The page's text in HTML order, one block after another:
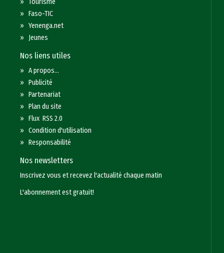
»Tourisme
»Faso-TIC
»Yenenga.net
» Jeunes
Nos liens utiles
»A propos...
»Publicité
»Partenariat
»Plan du site
»Flux RSS 2.0
»Condition d'utilisation
»Responsabilité
Nos newsletters
Inscrivez vous et recevez l'actualité chaque matin
L'abonnement est gratuit!